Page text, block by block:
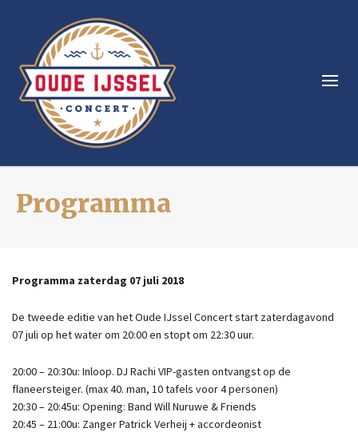
Programma
Programma zaterdag 07 juli 2018
De tweede editie van het Oude IJssel Concert start zaterdagavond
07 juli op het water om 20:00 en stopt om 22:30 uur.
20:00 – 20:30u: Inloop. DJ Rachi VIP-gasten ontvangst op de
flaneersteiger. (max 40. man, 10 tafels voor 4 personen)
20:30 – 20:45u: Opening: Band Will Nuruwe & Friends
20:45 – 21:00u: Zanger Patrick Verheij + accordeonist